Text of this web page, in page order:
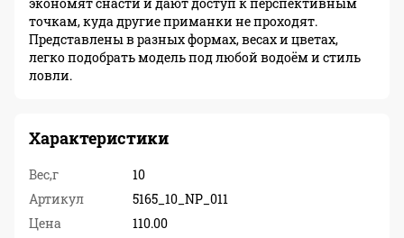
точкам, куда другие приманки не проходят.
Представлены в разных формах, весах и цветах,
легко подобрать модель под любой водоём и стиль
ловли.
Характеристики
Вес,г
10
Артикул
5165_10_NP_011
Цена
110.00